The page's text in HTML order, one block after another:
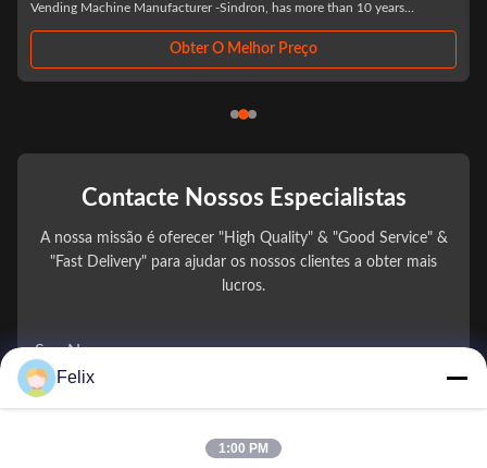
Manufacturer -Sindron, has more than 10 years
Obter O Melhor Preço
Dex. Flexible
Contacte Nossos Especialistas
A nossa missão é oferecer "High Quality" & "Good Service" &
"Fast Delivery" para ajudar os nossos clientes a obter mais
lucros.
Seu Nome
Felix
1:00 PM